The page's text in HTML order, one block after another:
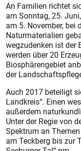
An Familien richtet
am Sonntag, 25.
am 5. November, bei
Naturmaterialien
wegzudenken ist der
werden über 20
Biosphärengebiet
der
Auch 2017 beteiligt
Landkreis“. Einen
außerdem
Unter der Regie von
Spektrum an
am Teckberg bis zur